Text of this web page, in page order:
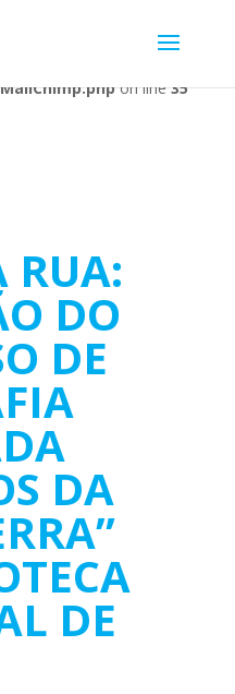
wp-content/plugins/wp-
on line35
RUA:
DO
DE
DA
DE